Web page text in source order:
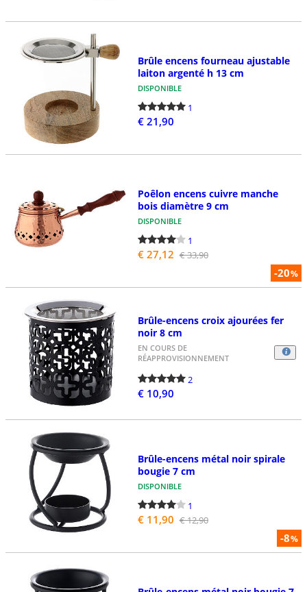
Brûle encens fourneau ajustable
laiton argenté h 13 cm
DISPONIBLE
1
€ 21,90
-20%
Poêlon encens cuivre manche
bois diamètre 9 cm
DISPONIBLE
1
€ 27,12 € 33,90
Brûle-encens croix ajourées fer
noir 8 cm
EN COURS DE
RÉAPPROVISIONNEMENT
2
€ 10,90
-8%
Brûle-encens métal noir spirale
bougie 7 cm
DISPONIBLE
1
€ 11,90 € 12,90